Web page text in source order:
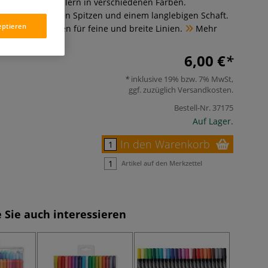
Spitzen und einem langlebigen Schaft.
Strichbreiten für feine und breite Linien.
Mehr
6,00 €
inklusive 19% bzw. 7% MwSt,
ggf. zuzüglich Versandkosten.
Bestell-Nr. 37175
Auf Lager.
In den Warenkorb
Artikel auf den Merkzettel
Sie auch interessieren